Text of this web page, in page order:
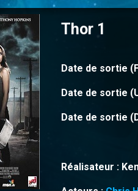
Thor 1
Date de sortie
Date de sortie
Date de sortie
Réalisateur :